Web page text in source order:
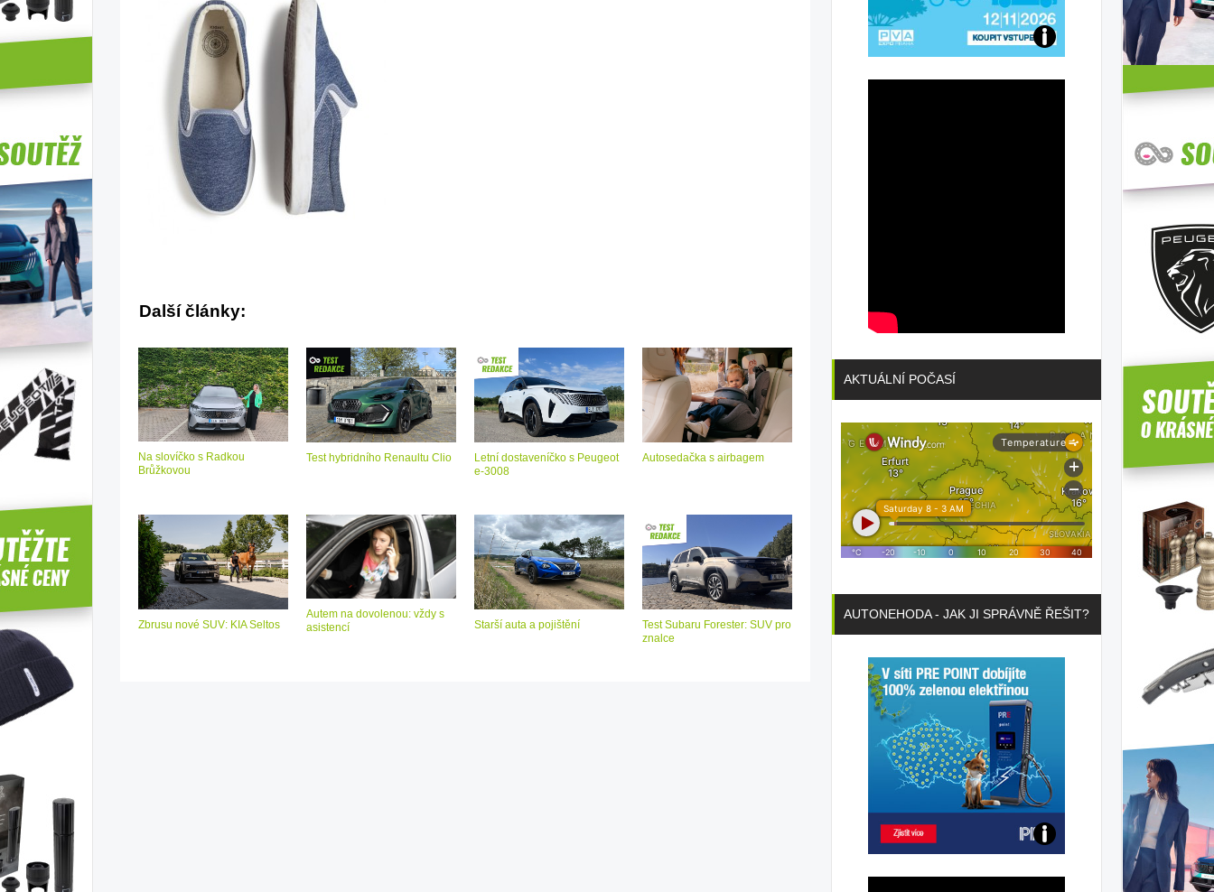
Další články:
Na slovíčko s Radkou
Brůžkovou
Test hybridního Renaultu Clio
Letní dostaveníčko s Peugeot
e-3008
Autosedačka s airbagem
Zbrusu nové SUV: KIA Seltos
Autem na dovolenou: vždy s
asistencí
Starší auta a pojištění
Test Subaru Forester: SUV pro
znalce
Přijďte
AKTUÁLNÍ POČASÍ
AUTONEHODA - JAK JI SPRÁVNĚ ŘEŠIT?
Poznejte